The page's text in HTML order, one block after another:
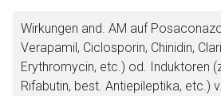
Wirkungen and. AM auf
Verapamil, Ciclosporin, Chinidin,
Erythromycin, etc.) od. Induktoren
Rifabutin, best. Antiepileptika, etc.)